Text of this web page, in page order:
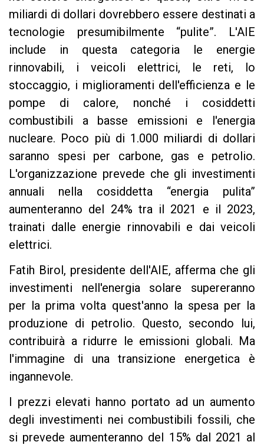
miliardi di dollari dovrebbero essere destinati a
tecnologie presumibilmente “pulite”. L'AIE
include in questa categoria le energie
rinnovabili, i veicoli elettrici, le reti, lo
stoccaggio, i miglioramenti dell'efficienza e le
pompe di calore, nonché i cosiddetti
combustibili a basse emissioni e l'energia
nucleare. Poco più di 1.000 miliardi di dollari
saranno spesi per carbone, gas e petrolio.
L'organizzazione prevede che gli investimenti
annuali nella cosiddetta “energia pulita”
aumenteranno del 24% tra il 2021 e il 2023,
trainati dalle energie rinnovabili e dai veicoli
elettrici.
Fatih Birol, presidente dell'AIE, afferma che gli
investimenti nell'energia solare supereranno
per la prima volta quest'anno la spesa per la
produzione di petrolio. Questo, secondo lui,
contribuirà a ridurre le emissioni globali. Ma
l'immagine di una transizione energetica è
ingannevole.
I prezzi elevati hanno portato ad un aumento
degli investimenti nei combustibili fossili, che
si prevede aumenteranno del 15% dal 2021 al